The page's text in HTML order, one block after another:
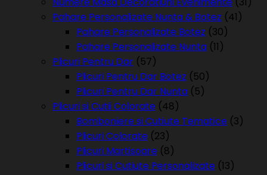
Pahare Personalizate Nunta & Botez (41)
Pahare Personalizate Botez (30)
Pahare Personalizate Nunta (11)
Plicuri Pentru Dar (57)
Plicuri Pentru Dar Botez (50)
Plicuri Pentru Dar Nunta (5)
Plicuri si Cutii Colorate (48)
Bomboniere si Cutiute Tematice (3)
Plicuri Colorate (23)
Plicuri Martisoare (8)
Plicuri si Cutiute Personalizate (13)